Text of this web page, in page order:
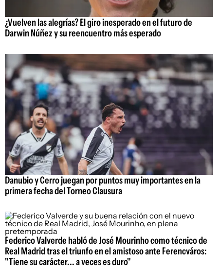
¿Vuelven las alegrías? El giro inesperado en el futuro de
Darwin Núñez y su reencuentro más esperado
Danubio y Cerro juegan por puntos muy importantes en la
primera fecha del Torneo Clausura
Federico Valverde habló de José Mourinho como técnico de
Real Madrid tras el triunfo en el amistoso ante Ferencváros:
"Tiene su carácter... a veces es duro"